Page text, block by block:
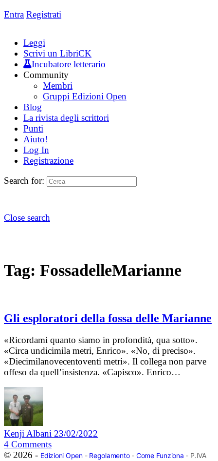
Entra Registrati
Leggi
Scrivi un LibriCK
Incubatore letterario
Community
Membri
Gruppi Edizioni Open
Blog
La rivista degli scrittori
Punti
Aiuto!
Log In
Registrazione
Search for:
Close search
Tag: FossadelleMarianne
Gli esploratori della fossa delle Marianne
«Ricordami quanto siamo in profondità, qua sotto».
«Circa undicimila metri, Enrico». «No, di preciso».
«Diecimilanovecentoventi metri». Il collega non parve
offeso da quell’insistenza. «Capisco». Enrico…
Kenji Albani 23/02/2022
4 Comments
© 2026 - Edizioni Open- Regolamento- Come Funziona - P.IVA